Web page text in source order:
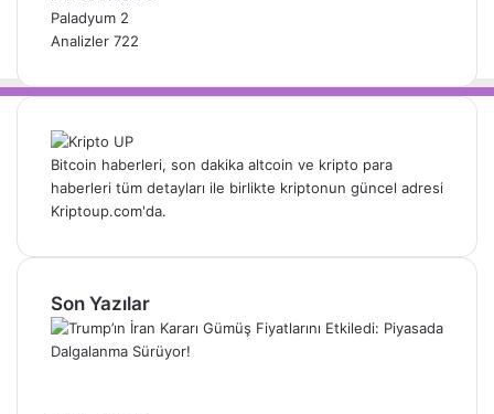
Paladyum 2
Analizler 722
Bitcoin haberleri, son dakika altcoin ve kripto para
haberleri tüm detayları ile birlikte kriptonun güncel adresi
Kriptoup.com'da.
Son Yazılar